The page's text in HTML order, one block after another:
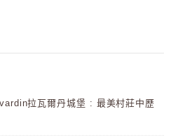
拉瓦爾丹城堡 : 最美村莊中歷